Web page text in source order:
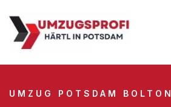
UMZUG POTSDAM BOLTON